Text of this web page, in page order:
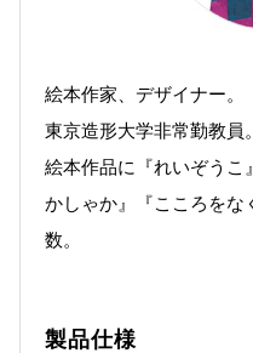
絵本作家、デザイナー。
東京造形大学非常勤教員。
絵本作品に『れいぞうこ』
かしゃか』
『こころを
数。
製品仕様